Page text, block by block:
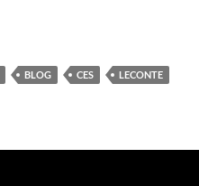
BLOG CES
LECONTE